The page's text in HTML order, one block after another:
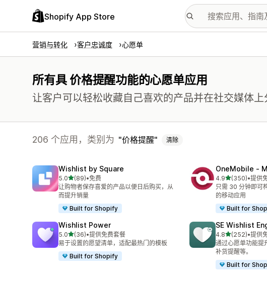
Shopify App Store
营销与转化 客户忠诚度 心愿单
所有具 价格提醒功能的心愿单应用
让客户可以轻松收藏自己喜欢的产品并在社交媒体上
206 个应用，类别为 价格提醒 清除
Wishlist by Square
5.0星（满分 5 星）
(89)
总共 89 条评论
•免费
让购物者保存喜爱的产品以便日后购买，从
而提升销量
Built for Shopify
OneMobile ‑
4.9星（满分 5 星
(350)
总共 350 条评论
•提供
只需 30 分钟即可
的移动应用
Built for
Wishlist Power
5.0星（满分 5 星）
(36)
总共 36 条评论
•提供免费套餐
易于设置的愿望清单，适配最热门的模板
Built for Shopify
SE Wishlist
4.8星（满分 5 星
(252)
总共 252 条评论
•提供
通过心愿单功能提
补货提醒等。
Built for